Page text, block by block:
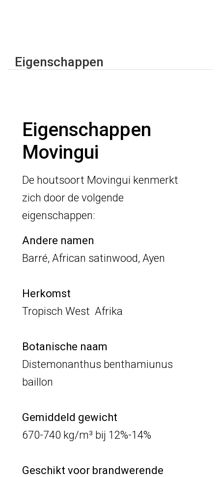
Eigenschappen
Eigenschappen
Movingui
De houtsoort Movingui kenmerkt
zich door de volgende
eigenschappen:
Andere namen
Barré, African satinwood, Ayen
Herkomst
Tropisch West Afrika
Botanische naam
Distemonanthus benthamiunus
baillon
Gemiddeld gewicht
670-740 kg/m³ bij 12%-14%
Geschikt voor brandwerende